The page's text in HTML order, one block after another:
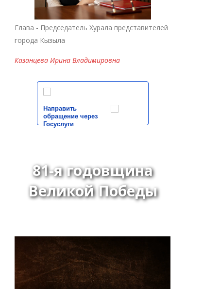
Решение Хурала
представителей города
Кызыла от 24 июня 2026
Глава - Председатель Хурала представителей
города Кызыла
Казанцева Ирина Владимировна
Направить
обращение через
Госуслуги
81-я годовщина
Великой Победы